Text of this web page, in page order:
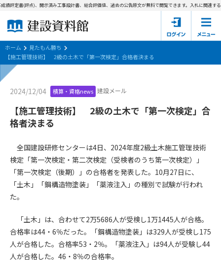
建設資料館とは
東京都の入札資料
国土交通省の入札資料
見たもん勝ち
会員登録について
サポーター会員一覧
評定書(評点)、開示済み工事設計書、総合評価値、過去の公告原文が無料で閲覧できます。入札に関連する
ホーム
見たもん勝ち
【施工管理技術】 2級の土木で「第一次検定」合格者決まる
2024/12/04 積算・資格news 建設メール
【施工管理技術】 2級の土木で「第一次検定」合
格者決まる
全国建設研修センターは4日、2024年度2級土木施工管理技術
検定「第一次検定・第二次検定（受検者のうち第一次検定）」
「第一次検定（後期）」の合格者を発表した。10月27日に、
「土木」「鋼構造物塗装」「薬液注入」の種別で試験が行われ
た。
「土木」は、合わせて2万5686人が受検し1万1445人が合格。
合格率は44・6％だった。「鋼構造物塗装」は329人が受検し175
人が合格した。合格率53・2％。「薬液注入」は94人が受験し44
人が合格した。46・8％の合格率。
第1条（規約の目的）
会員サービスの利用条件等について定めるものです。
2. 管理者が建設資料館WEB上で随時掲載するルールは本規約の
一部を構成するものとします。
第2条（規約の変更）
ちに全ての会員が了承したものとみなします。
第4条（会員審査および資格の取り消し）
会員とは、本規約を承諾の上、所定の会員申込手続きを完了